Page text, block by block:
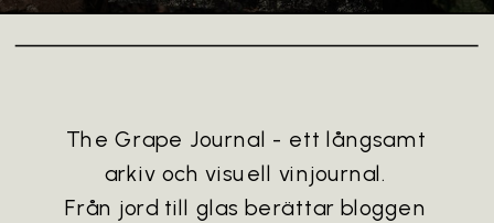
The Grape Journal - ett långsamt
arkiv och visuell vinjournal.
Från jord till glas berättar bloggen